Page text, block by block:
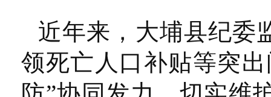
近年来，大埔县纪委
领死亡人口补贴等突